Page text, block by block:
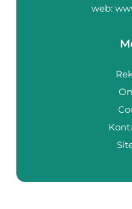
web: